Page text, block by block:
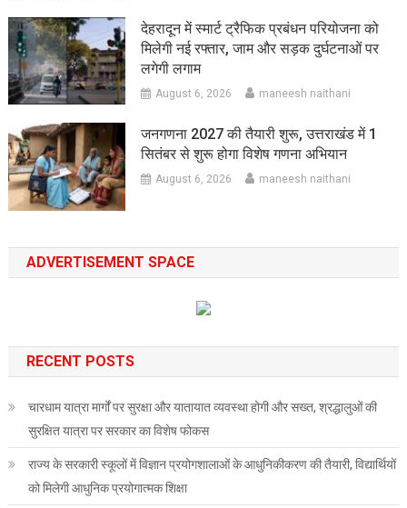
देहरादून में स्मार्ट ट्रैफिक प्रबंधन परियोजना को
मिलेगी नई रफ्तार, जाम और सड़क दुर्घटनाओं पर
लगेगी लगाम
August 6, 2026 maneesh naithani
जनगणना 2027 की तैयारी शुरू, उत्तराखंड में 1
सितंबर से शुरू होगा विशेष गणना अभियान
August 6, 2026 maneesh naithani
ADVERTISEMENT SPACE
RECENT POSTS
चारधाम यात्रा मार्गों पर सुरक्षा और यातायात व्यवस्था होगी और सख्त, श्रद्धालुओं की
सुरक्षित यात्रा पर सरकार का विशेष फोकस
राज्य के सरकारी स्कूलों में विज्ञान प्रयोगशालाओं के आधुनिकीकरण की तैयारी, विद्यार्थियों
को मिलेगी आधुनिक प्रयोगात्मक शिक्षा